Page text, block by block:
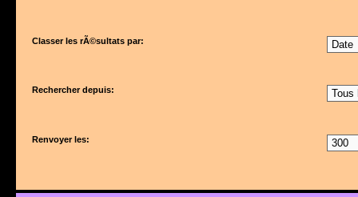
Classer les rÃ©sultats par:
Rechercher depuis:
Renvoyer les: